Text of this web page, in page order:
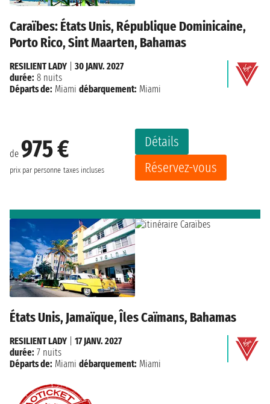
Caraïbes: États Unis, République Dominicaine,
Porto Rico, Sint Maarten, Bahamas
de 975 €
prix par personne taxes incluses
Détails
Réservez-vous
RESILIENT LADY
30 JANV. 2027
durée: 8 nuits
Départs de: Miami débarquement: Miami
États Unis, Jamaïque, Îles Caïmans, Bahamas
RESILIENT LADY
17 JANV. 2027
durée: 7 nuits
Départs de: Miami débarquement: Miami